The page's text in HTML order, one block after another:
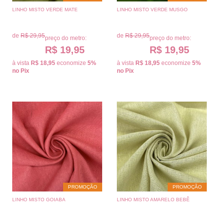
LINHO MISTO VERDE MATE
de R$ 29,95preço do metro:
R$ 19,95
à vista R$ 18,95 economize 5%
no Pix
LINHO MISTO VERDE MUSGO
de R$ 29,95preço do metro:
R$ 19,95
à vista R$ 18,95 economize 5%
no Pix
PROMOÇÃO
LINHO MISTO GOIABA
PROMOÇÃO
LINHO MISTO AMARELO BEBÊ